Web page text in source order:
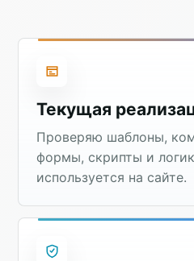
Текущая
Проверяю шаблоны,
формы, скрипты и
используется на сайте.